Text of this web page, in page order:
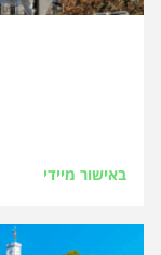
באישור מיידי